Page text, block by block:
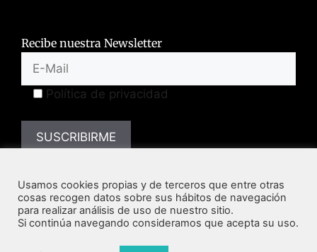
Recibe nuestra Newsletter
Política de privacidad
Todos los derechos reservados la Academia Mexicana de
Usamos cookies propias y de terceros que entre otras
cosas recogen datos sobre sus hábitos de navegación
para realizar análisis de uso de nuestro sitio.
Si continúa navegando consideramos que acepta su uso.